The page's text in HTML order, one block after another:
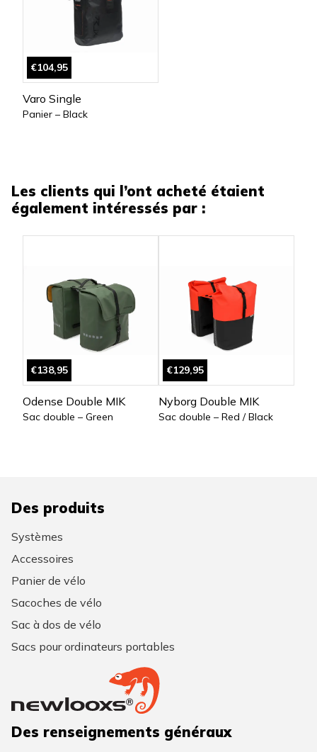
€104,95
Varo Single
Panier – Black
Les clients qui l’ont acheté étaient
également intéressés par :
€138,95
Odense Double MIK
Sac double – Green
€129,95
Nyborg Double MIK
Sac double – Red / Black
Des produits
Systèmes
Accessoires
Panier de vélo
Sacoches de vélo
Sac à dos de vélo
Sacs pour ordinateurs portables
Des renseignements généraux